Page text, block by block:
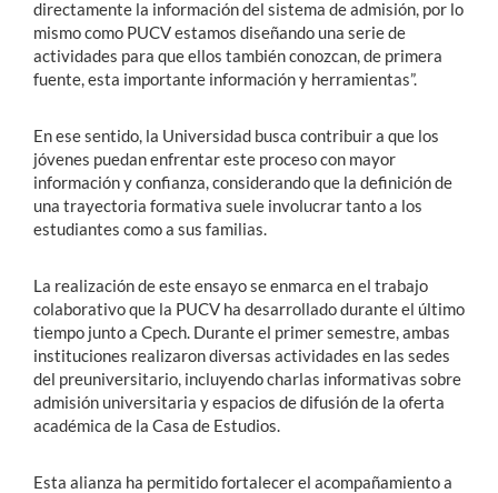
directamente la información del sistema de admisión, por lo
mismo como PUCV estamos diseñando una serie de
actividades para que ellos también conozcan, de primera
fuente, esta importante información y herramientas”.
En ese sentido, la Universidad busca contribuir a que los
jóvenes puedan enfrentar este proceso con mayor
información y confianza, considerando que la definición de
una trayectoria formativa suele involucrar tanto a los
estudiantes como a sus familias.
La realización de este ensayo se enmarca en el trabajo
colaborativo que la PUCV ha desarrollado durante el último
tiempo junto a Cpech. Durante el primer semestre, ambas
instituciones realizaron diversas actividades en las sedes
del preuniversitario, incluyendo charlas informativas sobre
admisión universitaria y espacios de difusión de la oferta
académica de la Casa de Estudios.
Esta alianza ha permitido fortalecer el acompañamiento a